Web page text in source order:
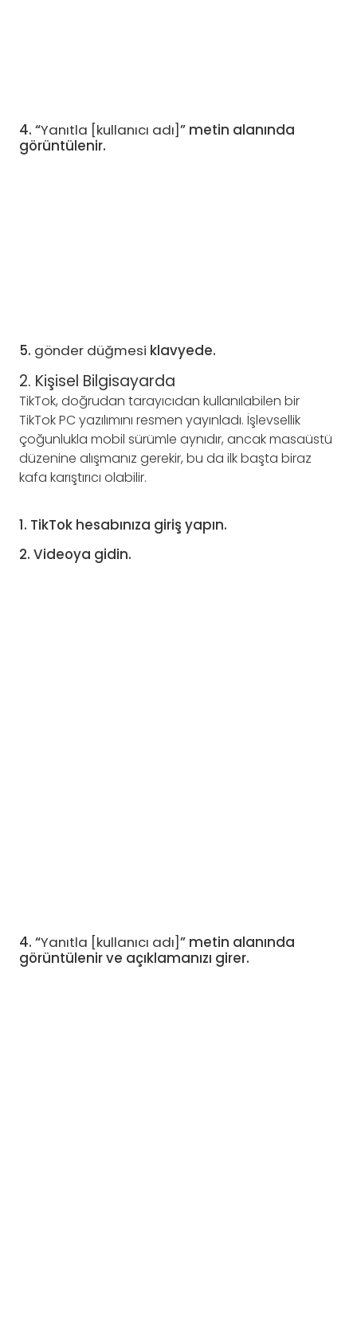
4. “Yanıtla [kullanıcı adı]” metin alanında
görüntülenir.
5. gönder düğmesi klavyede.
2. Kişisel Bilgisayarda
TikTok, doğrudan tarayıcıdan kullanılabilen bir
TikTok PC yazılımını resmen yayınladı. İşlevsellik
çoğunlukla mobil sürümle aynıdır, ancak masaüstü
düzenine alışmanız gerekir, bu da ilk başta biraz
kafa karıştırıcı olabilir.
1. TikTok hesabınıza giriş yapın.
2. Videoya gidin.
4. “Yanıtla [kullanıcı adı]” metin alanında
görüntülenir ve açıklamanızı girer.